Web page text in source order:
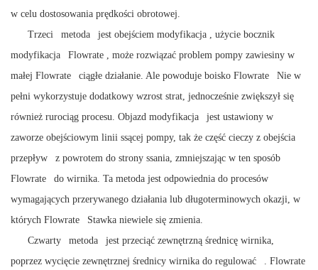
w celu dostosowania prędkości obrotowej.
Trzeci
metoda jest obejściem modyfikacja , użycie bocznik
modyfikacja
Flowrate , może rozwiązać problem pompy zawiesiny w
małej Flowrate ciągłe działanie. Ale powoduje boisko Flowrate
Nie w
pełni wykorzystuje dodatkowy wzrost strat, jednocześnie zwiększył się
również rurociąg procesu. Objazd modyfikacja
jest ustawiony w
zaworze obejściowym linii ssącej pompy, tak że część cieczy z obejścia
przepływ
z powrotem do strony ssania, zmniejszając w ten sposób
Flowrate
do wirnika. Ta metoda jest odpowiednia do procesów
wymagających przerywanego działania lub długoterminowych okazji, w
których Flowrate
Stawka niewiele się zmienia.
Czwarty
metoda
jest przeciąć zewnętrzną średnicę wirnika,
poprzez wycięcie zewnętrznej średnicy wirnika do regulować . Flowrate